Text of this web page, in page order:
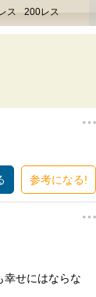
ス 200レス
参考になる!
幸せにはならな